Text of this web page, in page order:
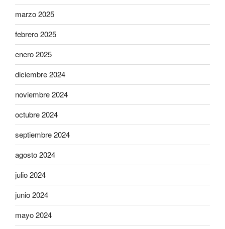
marzo 2025
febrero 2025
enero 2025
diciembre 2024
noviembre 2024
octubre 2024
septiembre 2024
agosto 2024
julio 2024
junio 2024
mayo 2024